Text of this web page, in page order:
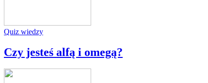
Quiz wiedzy
Czy jesteś alfą i omegą?